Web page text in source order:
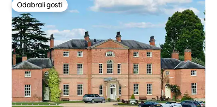
Odabrali gosti
Odabrali gosti